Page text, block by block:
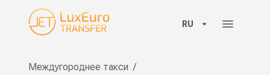
RU
Междугороднее такси /